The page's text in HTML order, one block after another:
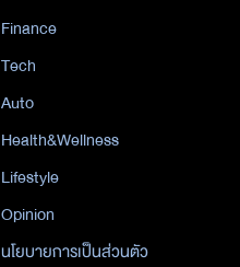
Finance
Tech
Auto
Health&Wellness
Lifestyle
Opinion
นโยบายการเป็นส่วนตัว